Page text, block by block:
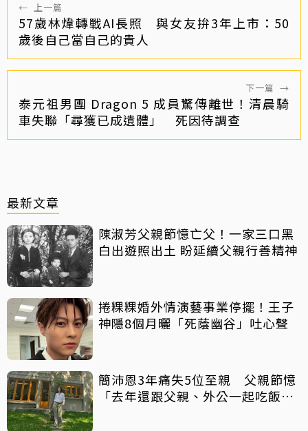
← 上一篇
57歲林煒轉戰AI長照 與女友拚3年上市：50
歲後自己當自己的貴人
下一篇 →
泰元祖男團 Dragon 5 成員驚傳離世！清晨騎
車失聯「尋獲已成遺體」 死因待調查
最新文章
陳淑芳父親節憶亡父！一家三口黑
白出遊照出土 盼延續父親行善精神
捲粿粿婚外情演藝事業停擺！王子
神隱8個月曬「死蔭幽谷」吐心聲
簡沛恩3年痛失5位至親 父親節憶
「去年還跟父親、外公一起吃飯聊